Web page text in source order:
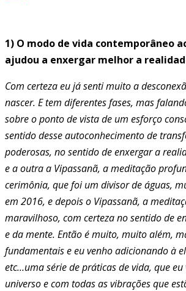
1) O modo de vida contemporâneo
ajudou a enxergar melhor a
Com certeza eu já senti muito a
nascer. E tem diferentes fases, mas
sobre o ponto de vista de um esforço
sentido desse autoconhecimento de
poderosas, no sentido de enxergar a
e a outra a Vipassanã, a meditação
cerimônia, que foi um divisor de águas,
em 2016, e depois o Vipassanã, a
maravilhoso, com certeza no sentido de
e da mente. Então é muito, muito além,
fundamentais e eu venho adicionando à
etc…uma série de práticas de vida, que
universo e com todas as vibrações que